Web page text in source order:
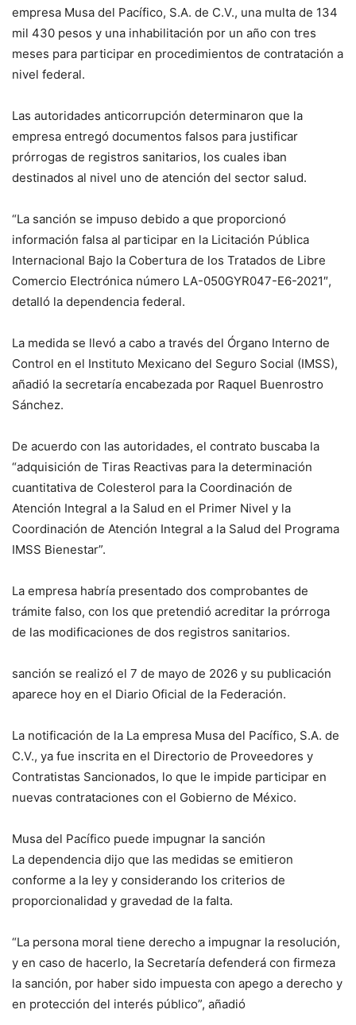
empresa Musa del Pacífico, S.A. de C.V., una multa de 134
mil 430 pesos y una inhabilitación por un año con tres
meses para participar en procedimientos de contratación a
nivel federal.
Las autoridades anticorrupción determinaron que la
empresa entregó documentos falsos para justificar
prórrogas de registros sanitarios, los cuales iban
destinados al nivel uno de atención del sector salud.
“La sanción se impuso debido a que proporcionó
información falsa al participar en la Licitación Pública
Internacional Bajo la Cobertura de los Tratados de Libre
Comercio Electrónica número LA-050GYR047-E6-2021″,
detalló la dependencia federal.
La medida se llevó a cabo a través del Órgano Interno de
Control en el Instituto Mexicano del Seguro Social (IMSS),
añadió la secretaría encabezada por Raquel Buenrostro
Sánchez.
De acuerdo con las autoridades, el contrato buscaba la
“adquisición de Tiras Reactivas para la determinación
cuantitativa de Colesterol para la Coordinación de
Atención Integral a la Salud en el Primer Nivel y la
Coordinación de Atención Integral a la Salud del Programa
IMSS Bienestar”.
La empresa habría presentado dos comprobantes de
trámite falso, con los que pretendió acreditar la prórroga
de las modificaciones de dos registros sanitarios.
sanción se realizó el 7 de mayo de 2026 y su publicación
aparece hoy en el Diario Oficial de la Federación.
La notificación de la La empresa Musa del Pacífico, S.A. de
C.V., ya fue inscrita en el Directorio de Proveedores y
Contratistas Sancionados, lo que le impide participar en
nuevas contrataciones con el Gobierno de México.
Musa del Pacífico puede impugnar la sanción
La dependencia dijo que las medidas se emitieron
conforme a la ley y considerando los criterios de
proporcionalidad y gravedad de la falta.
“La persona moral tiene derecho a impugnar la resolución,
y en caso de hacerlo, la Secretaría defenderá con firmeza
la sanción, por haber sido impuesta con apego a derecho y
en protección del interés público”, añadió